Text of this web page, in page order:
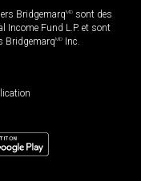
BridgemarqMD sont des
Income Fund L.P. et sont
BridgemarqMD Inc.